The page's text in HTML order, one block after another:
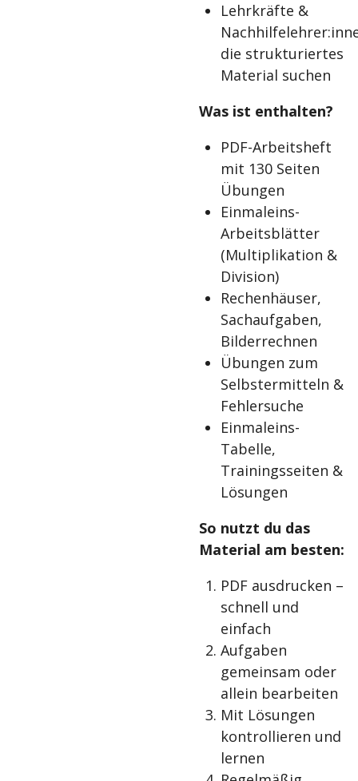
Lehrkräfte &
die strukturiertes
Material suchen
Was ist enthalten?
PDF-Arbeitsheft
mit 130 Seiten
Übungen
Einmaleins-
Arbeitsblätter
(Multiplikation &
Division)
Rechenhäuser,
Sachaufgaben,
Bilderrechnen
Übungen zum
Selbstermitteln &
Fehlersuche
Einmaleins-
Tabelle,
Trainingsseiten &
Lösungen
So nutzt du das
Material am besten:
PDF ausdrucken –
schnell und
einfach
Aufgaben
gemeinsam oder
allein bearbeiten
Mit Lösungen
kontrollieren und
lernen